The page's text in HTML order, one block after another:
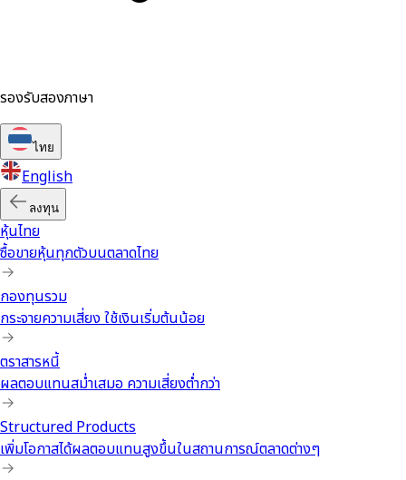
รองรับสองภาษา
ไทย
English
ลงทุน
หุ้นไทย
ซื้อขายหุ้นทุกตัวบนตลาดไทย
กองทุนรวม
กระจายความเสี่ยง ใช้เงินเริ่มต้นน้อย
ตราสารหนี้
ผลตอบแทนสม่ำเสมอ ความเสี่ยงต่ำกว่า
Structured Products
เพิ่มโอกาสได้ผลตอบแทนสูงขึ้นในสถานการณ์ตลาดต่างๆ